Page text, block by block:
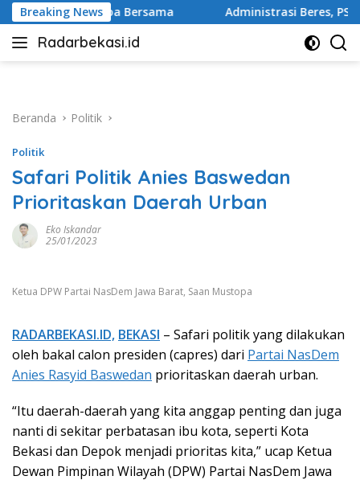
Langsung
ke
konten
Breaking NewsAdministrasi Beres, PSU Sentul City Kini
Radarbekasi.id
Berita
Beranda
Politik
Politik
Safari Politik Anies Baswedan
Prioritaskan Daerah Urban
Eko Iskandar
25/01/2023
Ketua DPW Partai NasDem Jawa Barat, Saan Mustopa
RADARBEKASI.ID, BEKASI – Safari politik yang dilakukan
oleh bakal calon presiden (capres) dari Partai NasDem
Anies Rasyid Baswedan prioritaskan daerah urban.
“Itu daerah-daerah yang kita anggap penting dan juga
nanti di sekitar perbatasan ibu kota, seperti Kota
Bekasi dan Depok menjadi prioritas kita,” ucap Ketua
Dewan Pimpinan Wilayah (DPW) Partai NasDem Jawa